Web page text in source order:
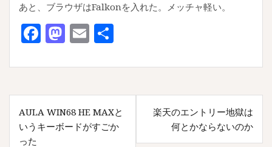
あと、ブラウザはFalkonを入れた。メッチャ軽い。
F
c
e
b
o
M
to
d
o
n
E
ai
l
投
稿
AULA WIN68 HE MAXと
いうキーボードがすごか
った
楽天のエントリー地獄は
何とかならないのか